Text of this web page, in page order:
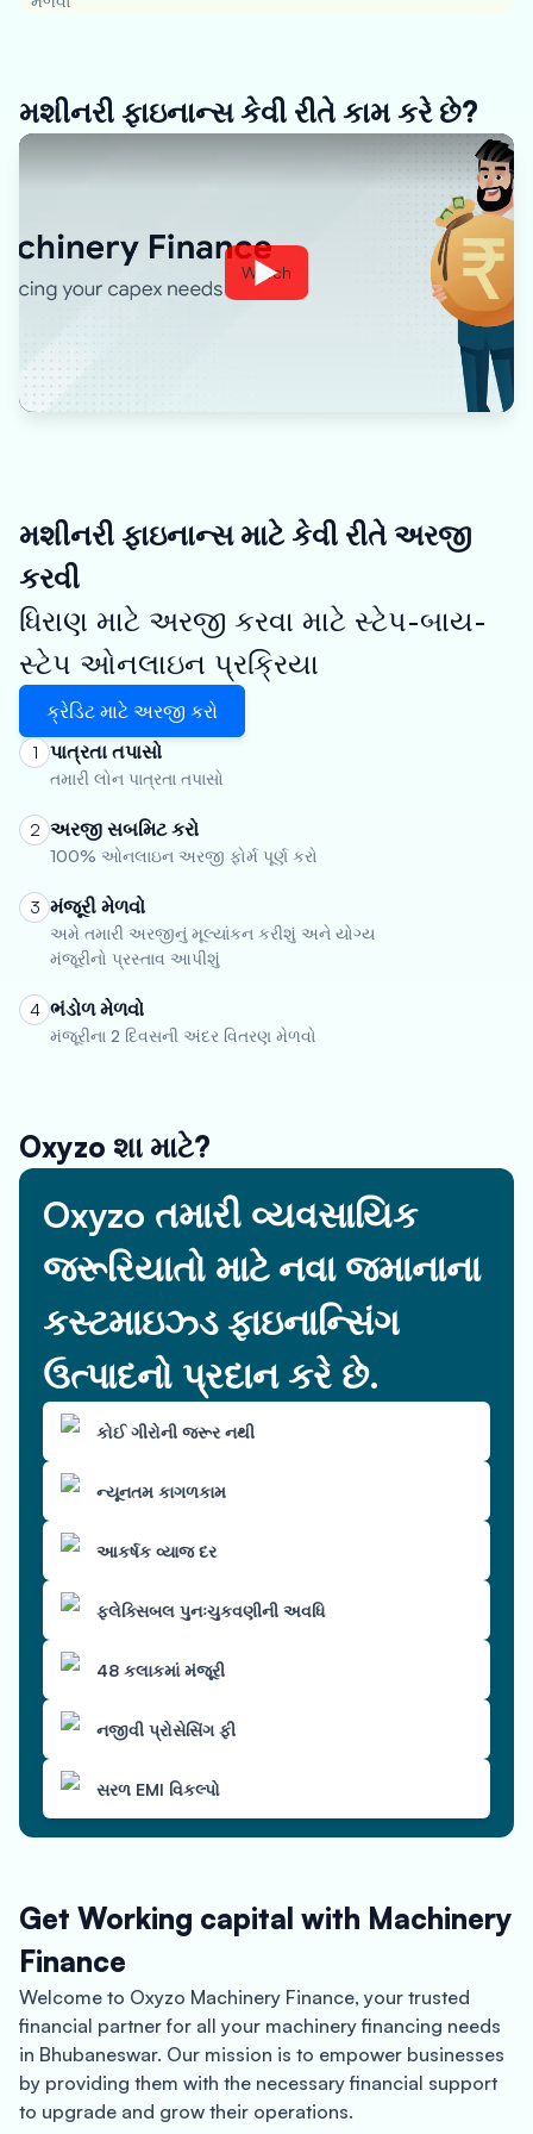
મશીનરી ફાઇનાન્સ કેવી રીતે કામ કરે છે?
Watch
મશીનરી ફાઇનાન્સ માટે કેવી રીતે અરજી
કરવી
ધિરાણ માટે અરજી કરવા માટે સ્ટેપ-બાય-
સ્ટેપ ઓનલાઇન પ્રક્રિયા
ક્રેડિટ માટે અરજી કરો
1 પાત્રતા તપાસો
તમારી લોન પાત્રતા તપાસો
2 અરજી સબમિટ કરો
100% ઓનલાઇન અરજી ફોર્મ પૂર્ણ કરો
3 મંજૂરી મેળવો
અમે તમારી અરજીનું મૂલ્યાંકન કરીશું અને યોગ્ય
મંજૂરીનો પ્રસ્તાવ આપીશું
4 ભંડોળ મેળવો
મંજૂરીના 2 દિવસની અંદર વિતરણ મેળવો
Oxyzo શા માટે?
Oxyzo તમારી વ્યવસાયિક
જરૂરિયાતો માટે નવા જમાનાના
કસ્ટમાઇઝ્ડ ફાઇનાન્સિંગ
ઉત્પાદનો પ્રદાન કરે છે.
કોઈ ગીરોની જરૂર નથી
ન્યૂનતમ કાગળકામ
આકર્ષક વ્યાજ દર
ફ્લેક્સિબલ પુનઃચુકવણીની અવધિ
48 કલાકમાં મંજૂરી
નજીવી પ્રોસેસિંગ ફી
સરળ EMI વિકલ્પો
Get Working capital with Machinery
Finance
Welcome to Oxyzo Machinery Finance, your trusted
financial partner for all your machinery financing needs
in Bhubaneswar. Our mission is to empower businesses
by providing them with the necessary financial support
to upgrade and grow their operations.